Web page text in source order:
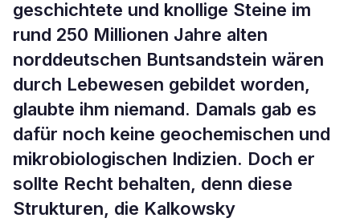
geschichtete und knollige Steine im
rund 250 Millionen Jahre alten
norddeutschen Buntsandstein wären
durch Lebewesen gebildet worden,
glaubte ihm niemand. Damals gab es
dafür noch keine geochemischen und
mikrobiologischen Indizien. Doch er
sollte Recht behalten, denn diese
Strukturen, die Kalkowsky